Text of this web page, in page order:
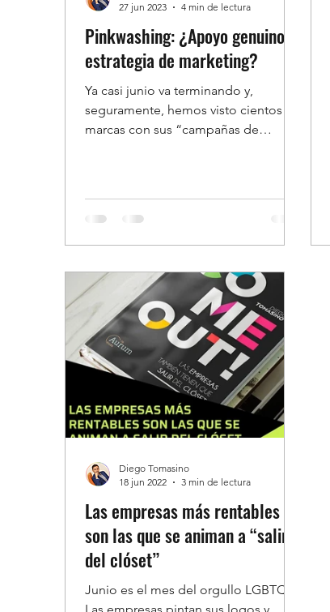
Pinkwashing: ¿Apoyo genuino o
estrategia de marketing?
Ya casi junio va terminando y,
seguramente, hemos visto cientos de
marcas con sus “campañas de
27 jun 2023
4 min de lectura
Las empresas más rentables
son las que se animan a “salir
del clóset”
Junio es el mes del orgullo LGBTQ+.
Diego Tomasino
18 jun 2022
3 min de lectura